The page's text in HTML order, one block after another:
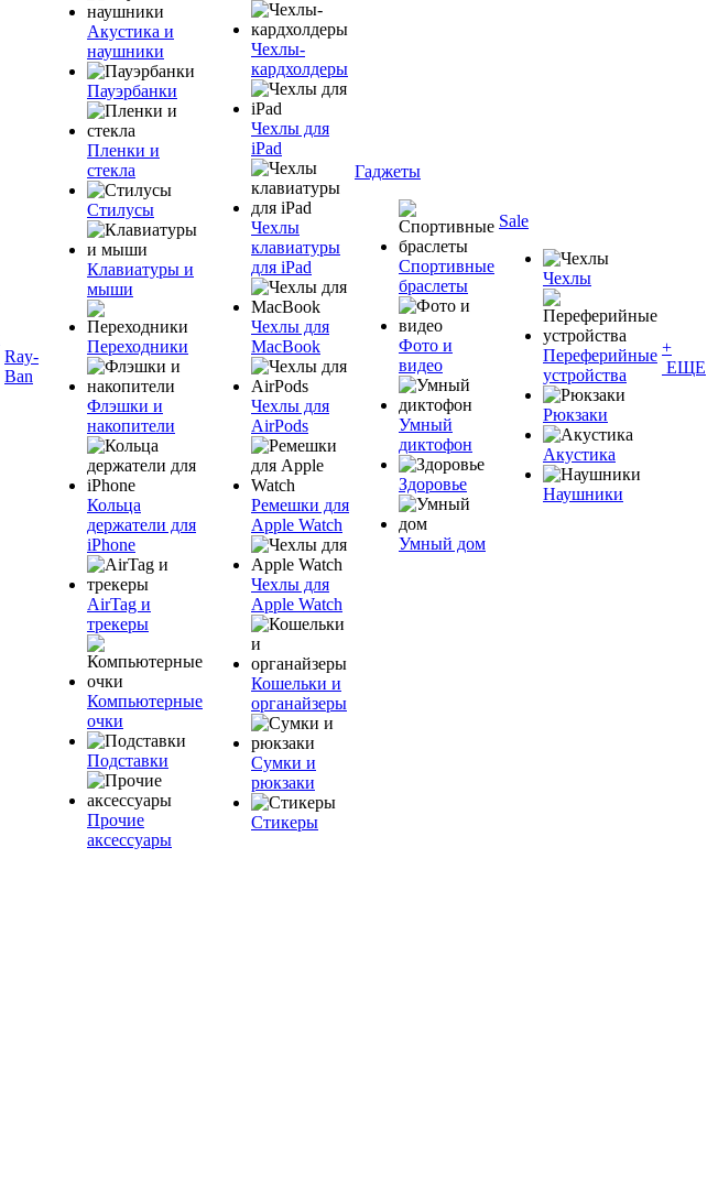
Ray-
Ban
Акустика и
наушники
Пауэрбанки
Пленки и
стекла
Стилусы
Клавиатуры и
мыши
Переходники
Флэшки и
накопители
Кольца
держатели для
iPhone
AirTag и
трекеры
Компьютерные
очки
Подставки
Прочие
аксессуары
Чехлы-
кардхолдеры
Чехлы для
iPad
Чехлы
клавиатуры
для iPad
Чехлы для
MacBook
Чехлы для
AirPods
Ремешки для
Apple Watch
Чехлы для
Apple Watch
Кошельки и
органайзеры
Сумки и
рюкзаки
Стикеры
Гаджеты
Спортивные
браслеты
Фото и
видео
Умный
диктофон
Здоровье
Умный дом
Sale
Чехлы
Переферийные
устройства
Рюкзаки
Акустика
Наушники
+
ЕЩЕ